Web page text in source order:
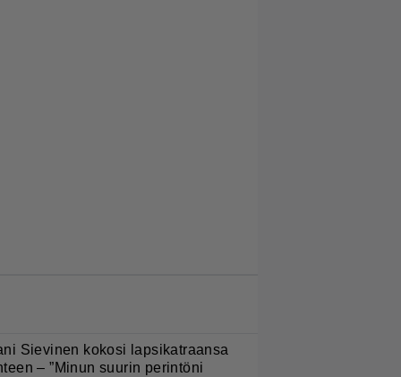
Sievinen kokosi lapsikatraansa
– ”Minun suurin perintöni